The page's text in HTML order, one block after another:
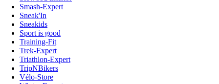
Smash-Expert
Sneak'In
Sneakids
Sport is good
Training-Fit
Trek-Expert
Triathlon-Expert
TripNBikers
Vélo-Store